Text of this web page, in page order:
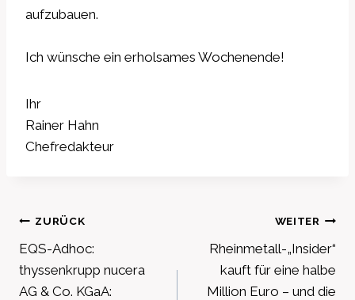
aufzubauen.
Ich wünsche ein erholsames Wochenende!
Ihr
Rainer Hahn
Chefredakteur
Beitragsnavigation
ZURÜCK
EQS-Adhoc:
thyssenkrupp nucera
AG & Co. KGaA:
WEITER
Rheinmetall-„Insider“
kauft für eine halbe
Million Euro – und die